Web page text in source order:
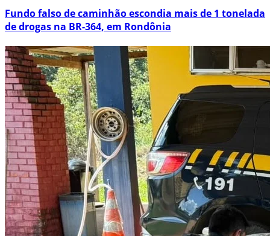
Fundo falso de caminhão escondia mais de 1 tonelada
de drogas na BR-364, em Rondônia